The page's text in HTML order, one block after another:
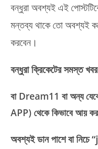
বন্ধুরা অবশ্যই এই
মন্তব্য থাকে তো অবশ্যই
করবেন।
বন্ধুরাক্রিকেটের সমস্ত
বা Dream11 বা অন্য
APP) থেকে কিভাবে আয়
অবশ্যই ডান পাশে বা